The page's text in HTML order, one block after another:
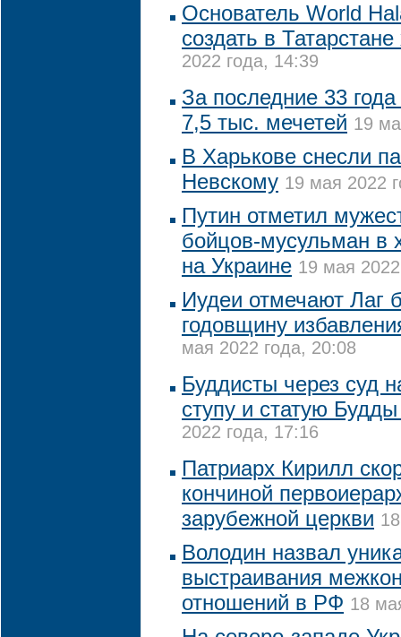
Основатель World
создать в
2022 года, 14:39
За последние 33
7,5 тыс. мечетей 19
В Харькове снесли
Невскому 19 мая 2022
Путин отметил
бойцов-мусульман в
на Украине 19 мая
Иудеи отмечают Лаг
годовщину
мая 2022 года, 20:08
Буддисты через суд
ступу и статую
2022 года, 17:16
Патриарх Кирилл
кончиной
зарубежной церкви
Володин назвал
выстраивания
отношений в РФ 18